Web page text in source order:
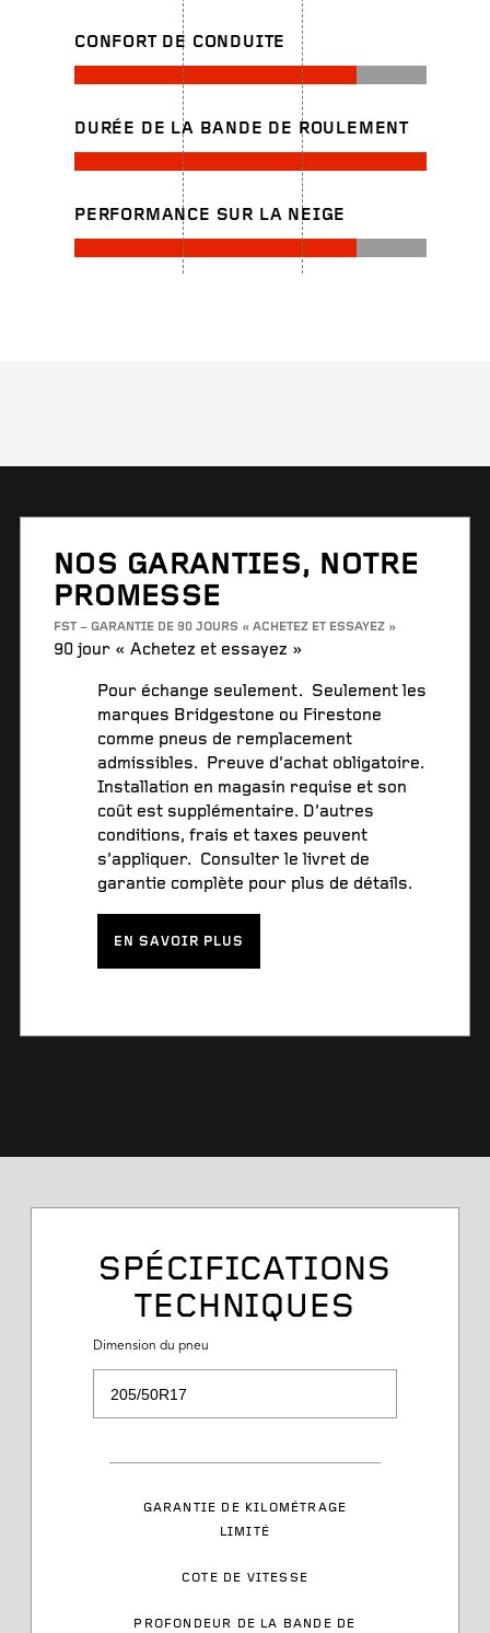
CONFORT DE CONDUITE
DURÉE DE LA BANDE DE ROULEMENT
PERFORMANCE SUR LA NEIGE
NOS GARANTIES, NOTRE
PROMESSE
FST – GARANTIE DE 90 JOURS « ACHETEZ ET ESSAYEZ »
90 jour « Achetez et essayez »
Pour échange seulement. Seulement les
marques Bridgestone ou Firestone
comme pneus de remplacement
admissibles. Preuve d’achat obligatoire.
Installation en magasin requise et son
coût est supplémentaire. D’autres
conditions, frais et taxes peuvent
s’appliquer. Consulter le livret de
garantie complète pour plus de détails.
EN SAVOIR PLUS
SPÉCIFICATIONS
TECHNIQUES
Dimension du pneu
GARANTIE DE KILOMÉTRAGE
LIMITÉ
COTE DE VITESSE
PROFONDEUR DE LA BANDE DE
Dimension du pneu